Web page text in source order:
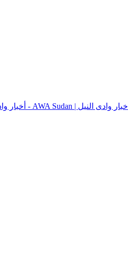
أخبار وادى النيل | AWA Sudan - أخبار وادى النيل | AWA Sudan | AWA SD